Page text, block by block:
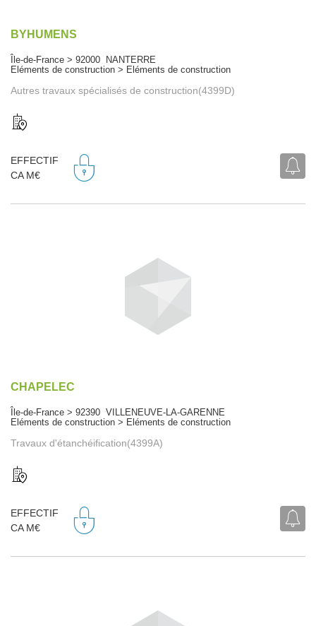
BYHUMENS
Île-de-France > 92000 NANTERRE
Eléments de construction > Eléments de construction
Autres travaux spécialisés de construction(4399D)
EFFECTIF
CA M€
CHAPELEC
Île-de-France > 92390 VILLENEUVE-LA-GARENNE
Eléments de construction > Eléments de construction
Travaux d'étanchéification(4399A)
EFFECTIF
CA M€